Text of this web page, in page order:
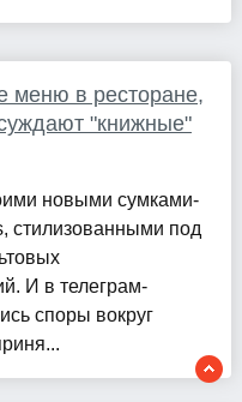
меню в ресторане,
"книжные"
новыми сумками-
стилизованными под
И в телеграм-
споры вокруг